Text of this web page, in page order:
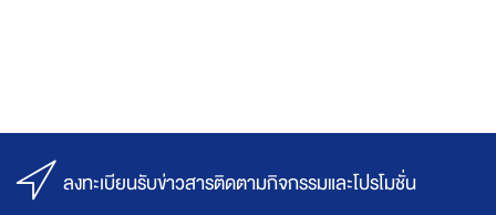
ลงทะเบียนรับข่าวสารติดตามกิจกรรมและโปรโมชั่น